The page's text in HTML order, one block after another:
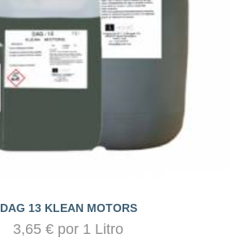
DAG 13 KLEAN MOTORS
3,65 € por 1 Litro